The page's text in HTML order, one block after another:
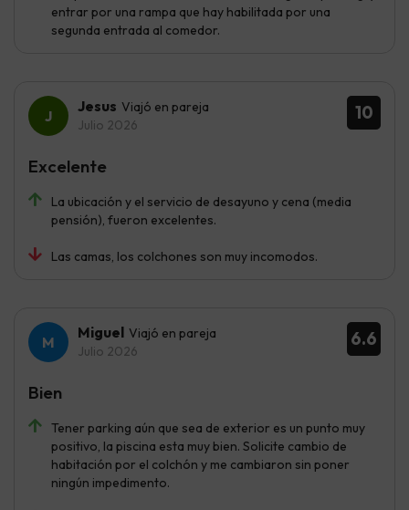
entrar por una rampa que hay habilitada por una
segunda entrada al comedor.
10
Jesus Viajó en pareja
Julio 2026
La ubicación y el servicio de desayuno y cena (media
pensión), fueron excelentes.
Las camas, los colchones son muy incomodos.
Excelente
6.6
Miguel Viajó en pareja
Julio 2026
Tener parking aún que sea de exterior es un punto muy
positivo, la piscina esta muy bien. Solicite cambio de
habitación por el colchón y me cambiaron sin poner
ningún impedimento.
Bien